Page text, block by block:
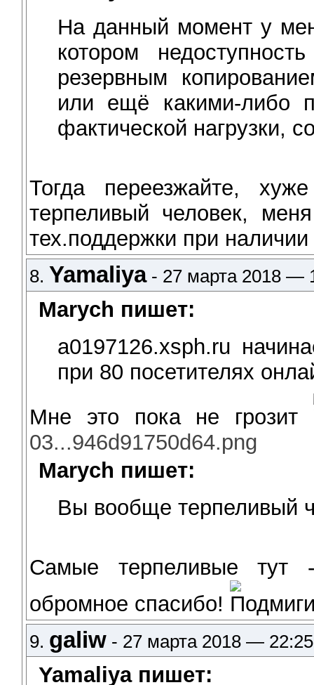
На данный момент у
котором
резервным
или ещё какими-либо
фактической нагрузки,
Тогда переезжайте,
терпеливый человек,
тех.поддержки при
8. Yamaliya- 27 марта 2018 —
Marych пишет:
a0197126.xsph.ru
при 80 посетителях
Мне это пока не грозит
03...946d91750d64.png
Marych пишет:
Вы вообще терпеливый
Самые терпеливые
обромное спасибо!
9. galiw - 27 марта 2018 —
Yamaliya пишет: